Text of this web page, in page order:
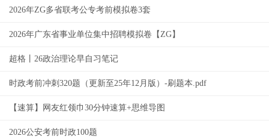
2026年ZG多省联考公专考前模拟卷3套
2026年广东省事业单位集中招聘模拟卷【ZG】
超格丨26政治理论早自习笔记
时政考前冲刺320题（更新至25年12月版）-刷题本.pdf
【速算】网友红领巾30分钟速算+思维导图
2026公安考前时政100题